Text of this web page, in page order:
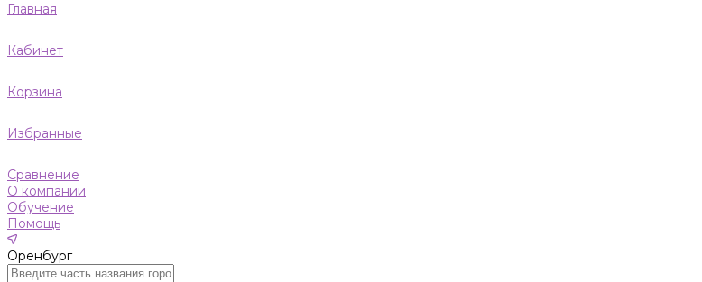
Главная
Кабинет
Корзина
Избранные
Сравнение
О компании
Обучение
Помощь
Оренбург